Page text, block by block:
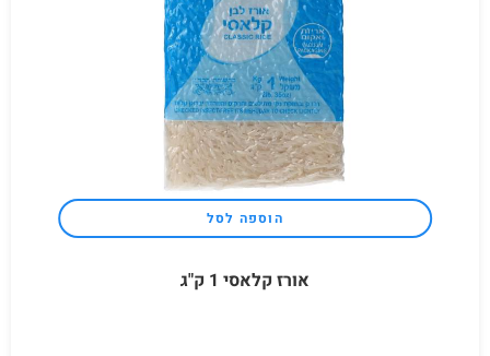
הוספה לסל
אורז קלאסי 1 ק"ג